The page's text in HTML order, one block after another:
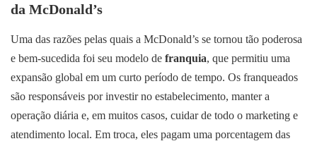
da McDonald’s
Uma das razões pelas quais a McDonald’s se tornou tão poderosa
e bem-sucedida foi seu modelo de franquia, que permitiu uma
expansão global em um curto período de tempo. Os franqueados
são responsáveis por investir no estabelecimento, manter a
operação diária e, em muitos casos, cuidar de todo o marketing e
atendimento local. Em troca, eles pagam uma porcentagem das